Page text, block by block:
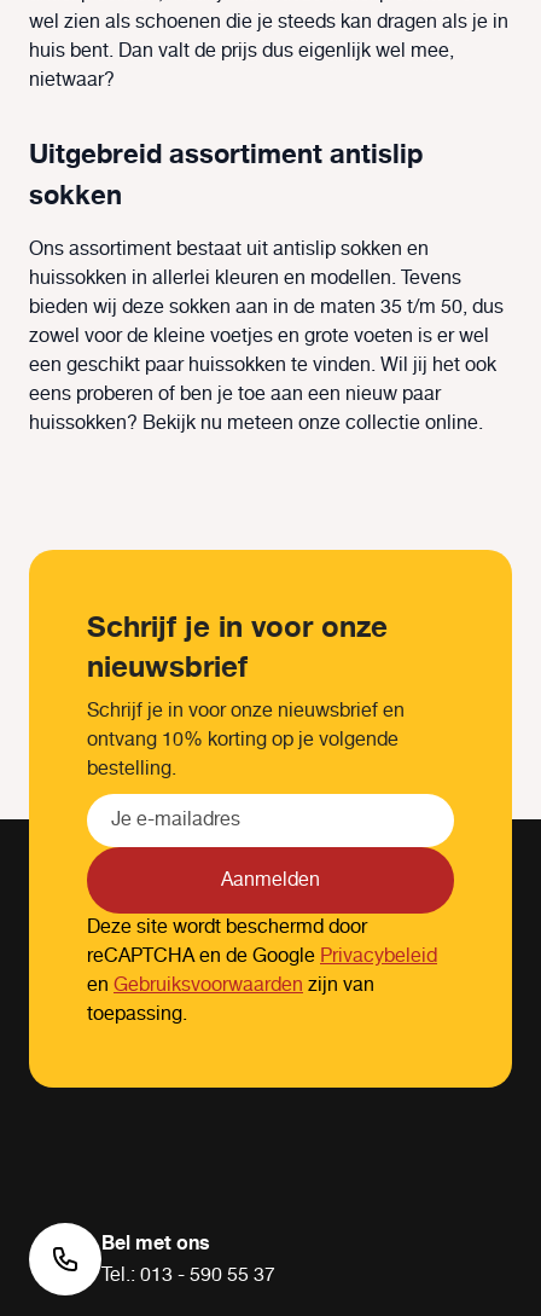
wel zien als schoenen die je steeds kan dragen als je in
huis bent. Dan valt de prijs dus eigenlijk wel mee,
nietwaar?
Uitgebreid assortiment antislip
sokken
Ons assortiment bestaat uit antislip sokken en
huissokken in allerlei kleuren en modellen. Tevens
bieden wij deze sokken aan in de maten 35 t/m 50, dus
zowel voor de kleine voetjes en grote voeten is er wel
een geschikt paar huissokken te vinden. Wil jij het ook
eens proberen of ben je toe aan een nieuw paar
huissokken? Bekijk nu meteen onze collectie online.
Schrijf je in voor onze
nieuwsbrief
Schrijf je in voor onze nieuwsbrief en
ontvang 10% korting op je volgende
bestelling.
Aanmelden
Deze site wordt beschermd door
reCAPTCHA en de GooglePrivacybeleid
en Gebruiksvoorwaardenzijn van
toepassing.
Bel met ons
Tel.: 013 - 590 55 37